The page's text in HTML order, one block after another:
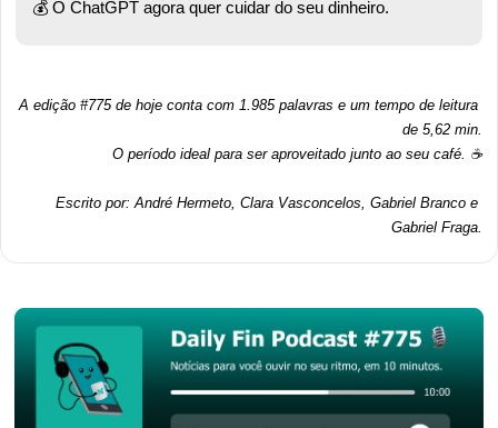
💰 O ChatGPT agora quer cuidar do seu dinheiro.
A edição #775 de hoje conta com 1.985 palavras e um tempo de leitura
de 5,62 min.
O período ideal para ser aproveitado junto ao seu café. ☕
Escrito por: André Hermeto, Clara Vasconcelos, Gabriel Branco e
Gabriel Fraga.